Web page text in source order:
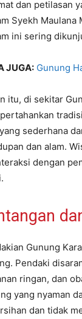
dan petilasan
Syekh Maulana
ini sering
JUGA: Gunung
itu, di sekitar
sederhana
dan alam.
dengan
Gunung
Pendaki
ringan, dan
yang nyaman
dan tidak